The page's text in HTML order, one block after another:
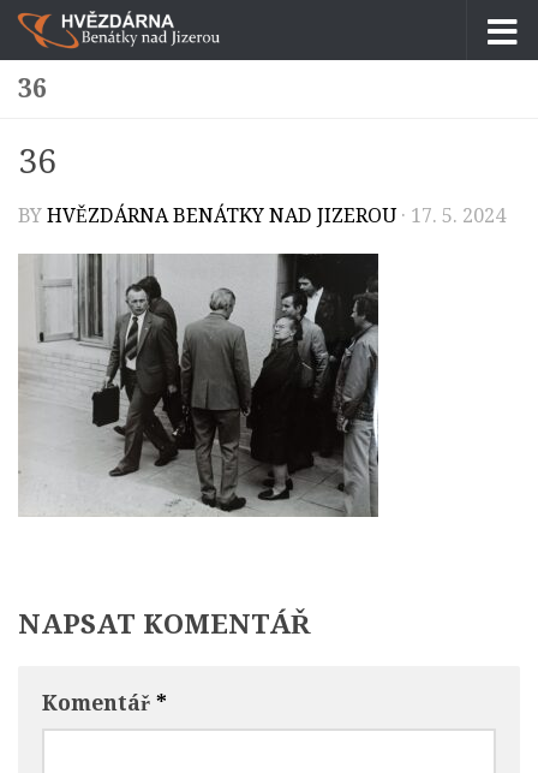
Skip to content
36
36
BY HVĚZDÁRNA BENÁTKY NAD JIZEROU · 17. 5. 2024
NAPSAT KOMENTÁŘ
Komentář *